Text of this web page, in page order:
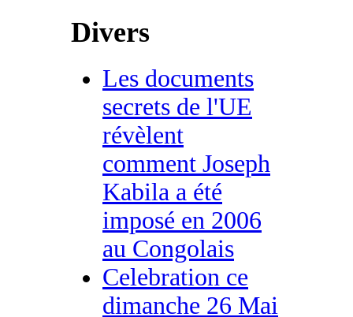
Divers
Les documents
secrets de l'UE
révèlent
comment Joseph
Kabila a été
imposé en 2006
au Congolais
Celebration ce
dimanche 26 Mai